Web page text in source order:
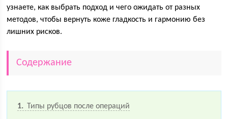
узнаете, как выбрать подход и чего ожидать от разных
методов, чтобы вернуть коже гладкость и гармонию без
лишних рисков.
Содержание
1 Типы рубцов после операций